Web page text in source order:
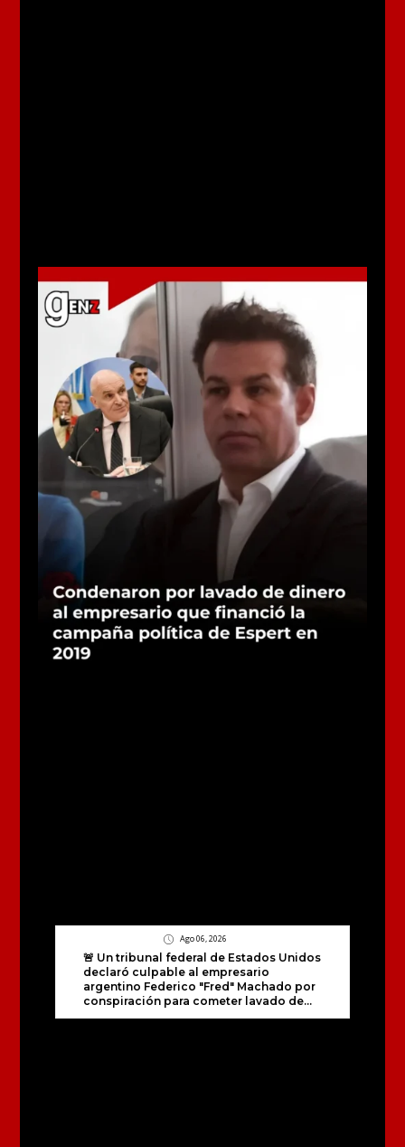
Ago 06, 2026
🚨 Un tribunal federal de Estados Unidos
declaró culpable al empresario
argentino Federico "Fred" Machado por
conspiración para cometer lavado de...